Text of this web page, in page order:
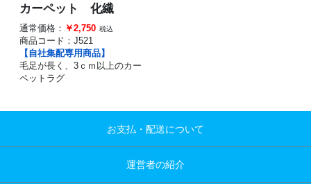
カーペット 化繊
通常価格： ￥2,750 税込
商品コード： J521
【自社集配専用商品】
毛足が長く、3ｃｍ以上のカー
ペットラグ
お支払・配送について
運営者の紹介